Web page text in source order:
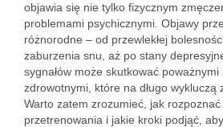
objawia się nie tylko fizycznym
problemami psychicznymi. Objawy
różnorodne – od przewlekłej
zaburzenia snu, aż po stany
sygnałów może skutkować
zdrowotnymi, które na długo wykluczą
Warto zatem zrozumieć, jak
przetrenowania i jakie kroki podjąć,